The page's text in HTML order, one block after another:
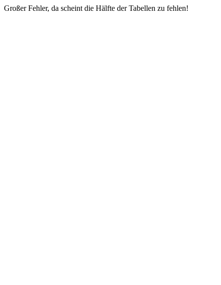
Großer Fehler, da scheint die Hälfte der Tabellen zu fehlen!